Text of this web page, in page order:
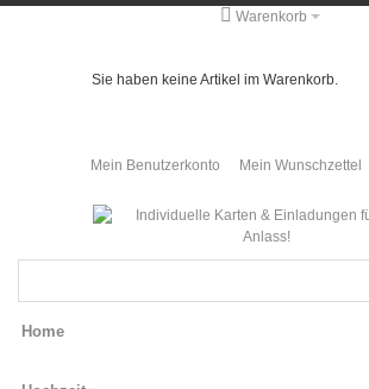
Warenkorb
Sie haben keine Artikel im Warenkorb.
Mein Benutzerkonto Mein Wunschzettel
Home